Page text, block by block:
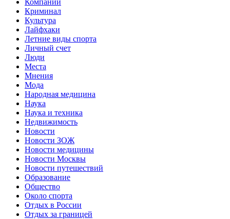
Криминал
Культура
Лайфхаки
Летние виды спорта
Личный счет
Люди
Места
Мнения
Мода
Народная медицина
Наука
Наука и техника
Недвижимость
Новости
Новости ЗОЖ
Новости медицины
Новости Москвы
Новости путешествий
Образование
Общество
Около спорта
Отдых в России
Отдых за границей